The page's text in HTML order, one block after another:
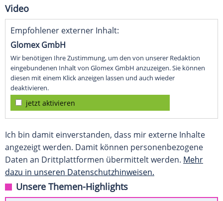
Video
Empfohlener externer Inhalt:
Glomex GmbH
Wir benötigen Ihre Zustimmung, um den von unserer Redaktion
eingebundenen Inhalt von Glomex GmbH anzuzeigen. Sie können
diesen mit einem Klick anzeigen lassen und auch wieder
deaktivieren.
jetzt aktivieren
Ich bin damit einverstanden, dass mir externe Inhalte
angezeigt werden. Damit können personenbezogene
Daten an Drittplattformen übermittelt werden. Mehr
dazu in unseren Datenschutzhinweisen.
Unsere Themen-Highlights